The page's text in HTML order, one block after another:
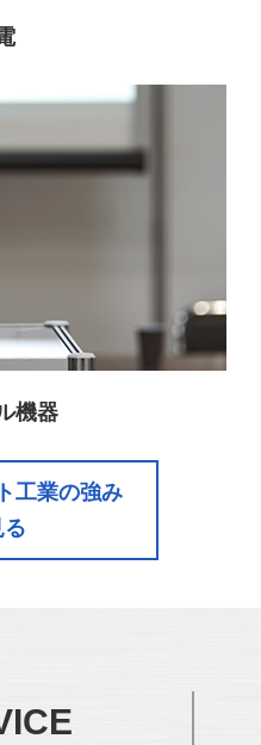
機器
工業の強み
る